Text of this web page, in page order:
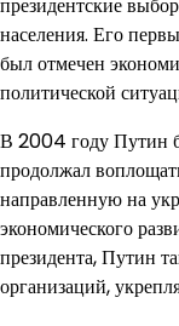
населения. Его
был отмечен
политической
В 2004 году Путин
продолжал
направленную на
экономического
президента, Путин
организаций,